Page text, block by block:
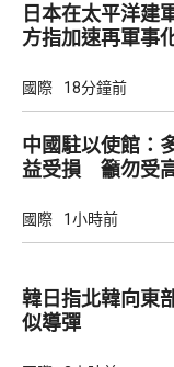
日本在太平洋
方指加速再軍事
國際 18分鐘前
中國駐以使館：
益受損 籲勿受
國際 1小時前
韓日指北韓向東
似導彈